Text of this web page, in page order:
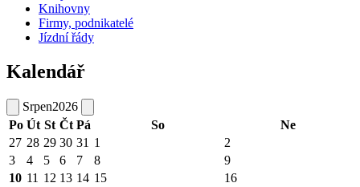
Knihovny
Firmy, podnikatelé
Jízdní řády
Kalendář
Srpen2026
Po Út St Čt Pá So
Ne
27 28 29 30 31 1
2
3
4 5 6 7 8
9
10 11 12 13 14 15 16